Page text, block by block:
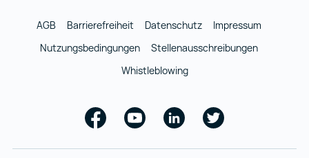
AGB Barrierefreiheit Datenschutz
Impressum
Nutzungsbedingungen
Stellenausschreibungen
Whistleblowing
Facebook
Youtube
Linkedin
Twitter